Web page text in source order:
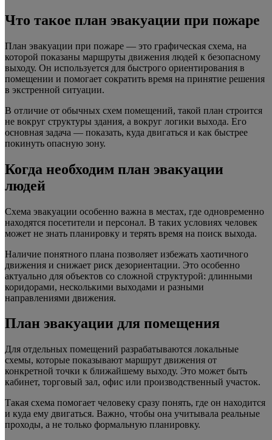
Что такое план эвакуации при пожаре
План эвакуации при пожаре — это графическая схема, на
которой показаны маршруты движения людей к безопасному
выходу. Он используется для быстрого ориентирования в
помещении и помогает сократить время на принятие решения
в экстренной ситуации.
В отличие от обычных схем помещений, такой план строится
не вокруг структуры здания, а вокруг логики выхода. Его
основная задача — показать, куда двигаться и как быстрее
покинуть опасную зону.
Когда необходим план эвакуации
людей
Схема эвакуации особенно важна в местах, где одновременно
находятся посетители и персонал. В таких условиях человек
может не знать планировку и терять время на поиск выхода.
Наличие понятного плана позволяет избежать хаотичного
движения и снижает риск дезориентации. Это особенно
актуально для объектов со сложной структурой: длинными
коридорами, несколькими выходами и разными
направлениями движения.
План эвакуации для помещения
Для отдельных помещений разрабатываются локальные
схемы, которые показывают маршрут движения от
конкретной точки к ближайшему выходу. Это может быть
кабинет, торговый зал, офис или производственный участок.
Такая схема помогает человеку сразу понять, где он находится
и куда ему двигаться. Важно, чтобы она учитывала реальные
проходы, а не только формальную планировку.